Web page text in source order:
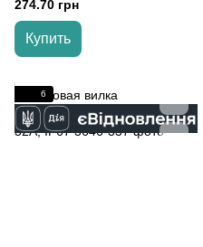
274.70 грн
Купить
6